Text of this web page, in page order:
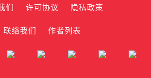
们 许可协议
隐私政策
联络我们
作者列表